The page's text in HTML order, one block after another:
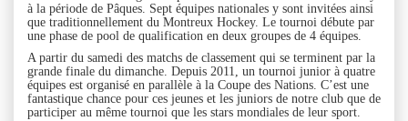
à la période de Pâques. Sept équipes nationales y sont invitées ainsi
que traditionnellement du Montreux Hockey. Le tournoi débute par
une phase de pool de qualification en deux groupes de 4 équipes.
A partir du samedi des matchs de classement qui se terminent par la
grande finale du dimanche. Depuis 2011, un tournoi junior à quatre
équipes est organisé en parallèle à la Coupe des Nations. C’est une
fantastique chance pour ces jeunes et les juniors de notre club que de
participer au même tournoi que les stars mondiales de leur sport.